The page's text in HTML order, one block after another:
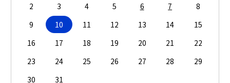
2
3 4 5 6 7
8
9
10 11 12 13 14
15
16
17 18 19 20 21
22
23
24 25 26 27 28
29
30
31